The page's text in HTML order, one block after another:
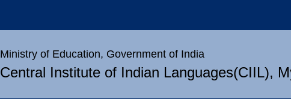
Ministry of Education, Government of India
Central Institute of Indian Languages(CIIL),